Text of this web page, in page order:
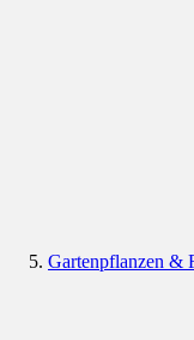
Gartenpflanzen &